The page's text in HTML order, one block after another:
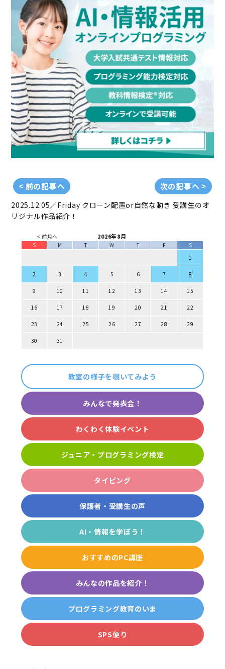
< 前の記事へ 次の記事へ >
2025.12.05／Friday クローン配置or自然な動き 受講生のオ
リジナル作品紹介！
< 前月へ 2026年8月
S M T W T F
S
1
2 3 4 5 6 7 8
9 10 11 12 13 14 15
16 17 18 19 20 21 22
23 24 25 26 27 28 29
30 31
教室の様子を覗いてみよう
みんなで発表会！
わくわく体験イベント
ジュニア・プログラミング検定
タイピング
保護者・受講生の声
AI・情報を学ぼう！
おすすめのPC講座
みんなの作品を紹介！
プログラミング教育のいま
SPS便り